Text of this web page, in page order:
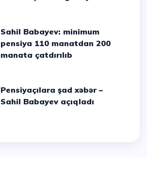
Sahil Babayev: minimum
pensiya 110 manatdan 200
manata çatdırılıb
Pensiyaçılara şad xəbər –
Sahil Babayev açıqladı